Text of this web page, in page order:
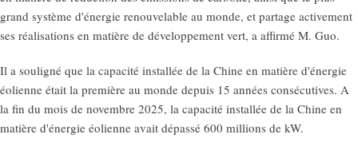
grand système d'énergie renouvelable au monde, et partage activement
ses réalisations en matière de développement vert, a affirmé M. Guo.
Il a souligné que la capacité installée de la Chine en matière d'énergie
éolienne était la première au monde depuis 15 années consécutives. A
la fin du mois de novembre 2025, la capacité installée de la Chine en
matière d'énergie éolienne avait dépassé 600 millions de kW.